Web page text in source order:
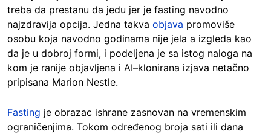
treba da prestanu da jedu jer je fasting navodno
najzdravija opcija. Jedna takva objava promoviše
osobu koja navodno godinama nije jela a izgleda kao
da je u dobroj formi, i podeljena je sa istog naloga na
kom je ranije objavljena i AI–klonirana izjava netačno
pripisana Marion Nestle.
Fasting je obrazac ishrane zasnovan na vremenskim
ograničenjima. Tokom određenog broja sati ili dana